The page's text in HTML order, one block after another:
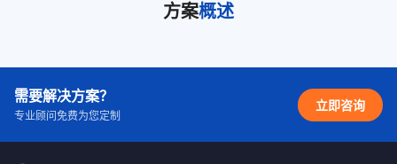
方案概述
需要解决方案？
专业顾问免费为您定制
立即咨询